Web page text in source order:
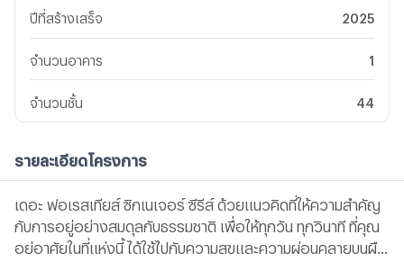
ปีที่สร้างเสร็จ 2025
จำนวนอาคาร 1
จำนวนชั้น 44
รายละเอียดโครงการ
เดอะ ฟอเรสเทียส์ ซิกเนเจอร์ ซีรีส์ ด้วยแนวคิดที่ให้ความสำคัญ
กับการอยู่อย่างสมดุลกับธรรมชาติ เพื่อให้ทุกวัน ทุกวินาที ที่คุณ
อยู่อาศัยในที่แห่งนี้ ได้ใช้ไปกับความสุขและความผ่อนคลายบนผืน